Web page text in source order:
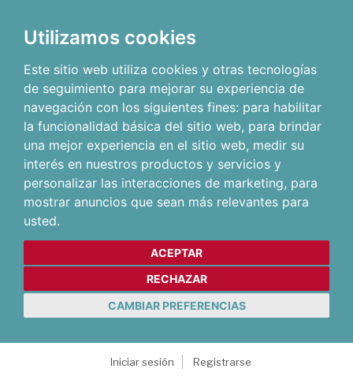
Utilizamos cookies
Este sitio web utiliza cookies y otras tecnologías
de seguimiento para mejorar su experiencia de
navegación con los siguientes fines: para habilitar
la funcionalidad básica del sitio web, para brindar
una mejor experiencia en el sitio web, medir su
interés en nuestros productos y servicios y
personalizar las interacciones de marketing, para
mostrar anuncios que sean más relevantes para
usted.
ACEPTAR
RECHAZAR
CAMBIAR PREFERENCIAS
Iniciar sesión
Registrarse